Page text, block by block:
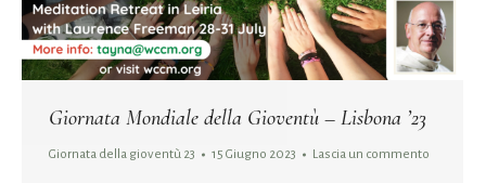
Giornata Mondiale della Gioventù – Lisbona ’23
Giornata della gioventù 23 15 Giugno 2023 Lascia un commento